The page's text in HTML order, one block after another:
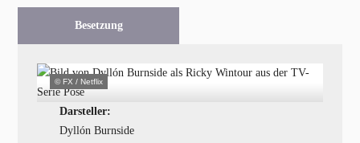
Besetzung
© FX / Netflix
Darsteller:
Dyllón Burnside